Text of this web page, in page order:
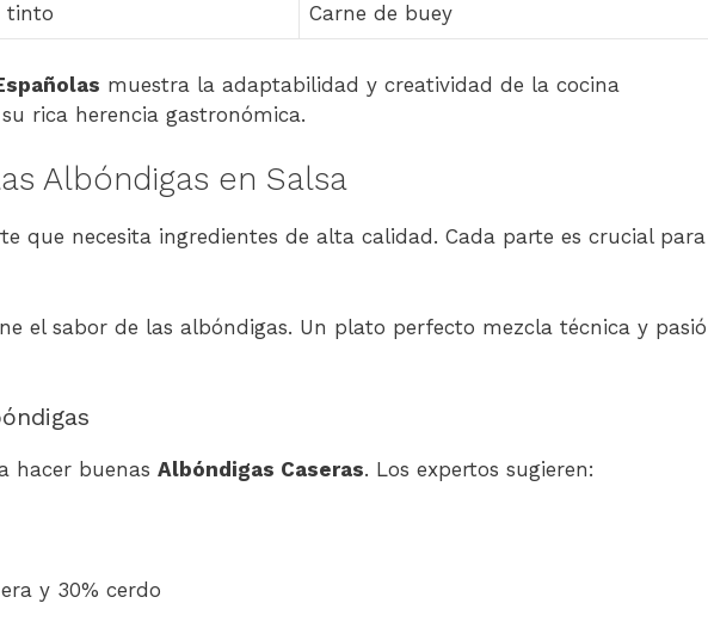
tinto Carne de buey
muestra la adaptabilidad y creatividad de la cocina
rica herencia gastronómica.
Albóndigas en Salsa
que necesita ingredientes de alta calidad. Cada parte es crucial para
el sabor de las albóndigas. Un plato perfecto mezcla técnica y
hacer buenas Albóndigas Caseras. Los expertos sugieren:
y 30% cerdo